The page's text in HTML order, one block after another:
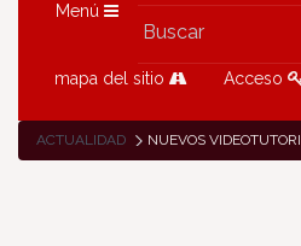
Menú
mapa del sitio Acceso
ACTUALIDAD NUEVOS VIDEOTUTORIALES ETWINNING: FORMACIÓN Y ETWINNING SCHOOLS